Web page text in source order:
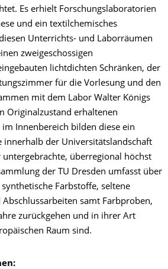
Es erhielt Forschungslaboratorien
und ein textilchemisches
Unterrichts- und Laborräumen
zweigeschossigen
lichtdichten Schränken, der
für die Vorlesung und den
mit dem Labor Walter Königs
Originalzustand erhaltenen
Innenbereich bilden diese ein
innerhalb der Universitätslandschaft
untergebrachte, überregional höchst
der TU Dresden umfasst über
Farbstoffe, seltene
samt Farbproben,
zurückgehen und in ihrer Art
Raum sind.